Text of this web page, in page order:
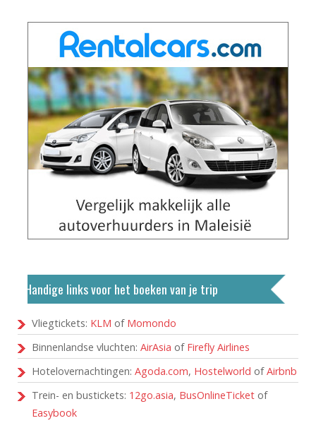
Handige links voor het boeken van je trip
Vliegtickets: KLM of Momondo
Binnenlandse vluchten: AirAsia of Firefly Airlines
Hotelovernachtingen: Agoda.com, Hostelworld ofAirbnb
Trein- en bustickets: 12go.asia, BusOnlineTicket of
Easybook